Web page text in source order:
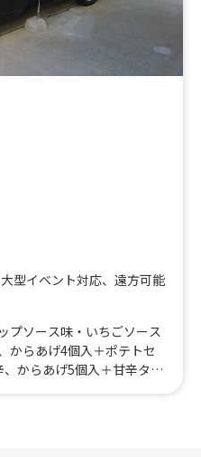
大型イベント対応、 遠方可能
プソース味・いちごソース
からあげ4個入＋ポテトセ
からあげ5個入＋甘辛タ